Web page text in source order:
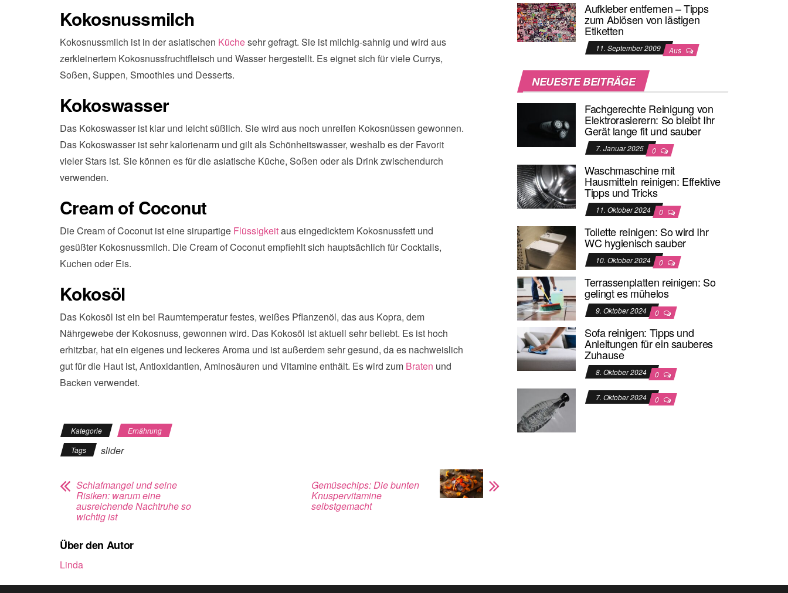
Kokosnussmilch
Kokosnussmilch ist in der asiatischen Küchesehr gefragt. Sie ist milchig-sahnig und wird aus
zerkleinertem Kokosnussfruchtfleisch und Wasser hergestellt. Es eignet sich für viele Currys,
Soßen, Suppen, Smoothies und Desserts.
Kokoswasser
Das Kokoswasser ist klar und leicht süßlich. Sie wird aus noch unreifen Kokosnüssen gewonnen.
Das Kokoswasser ist sehr kalorienarm und gilt als Schönheitswasser, weshalb es der Favorit
vieler Stars ist. Sie können es für die asiatische Küche, Soßen oder als Drink zwischendurch
verwenden.
Cream of Coconut
Die Cream of Coconut ist eine sirupartige Flüssigkeitaus eingedicktem Kokosnussfett und
gesüßter Kokosnussmilch. Die Cream of Coconut empfiehlt sich hauptsächlich für Cocktails,
Kuchen oder Eis.
Kokosöl
Das Kokosöl ist ein bei Raumtemperatur festes, weißes Pflanzenöl, das aus Kopra, dem
Nährgewebe der Kokosnuss, gewonnen wird. Das Kokosöl ist aktuell sehr beliebt. Es ist hoch
erhitzbar, hat ein eigenes und leckeres Aroma und ist außerdem sehr gesund, da es nachweislich
gut für die Haut ist, Antioxidantien, Aminosäuren und Vitamine enthält. Es wird zum Braten und
Backen verwendet.
Kategorie
Ernährung
Tags
slider
Schlafmangel und seine
Risiken: warum eine
ausreichende Nachtruhe so
wichtig ist
Gemüsechips: Die bunten
Knuspervitamine
selbstgemacht
Über den Autor
Linda
Aufkleber entfernen – Tipps
zum Ablösen von lästigen
Etiketten
11. September 2009 Aus
NEUESTE BEITRÄGE
Fachgerechte Reinigung von
Elektrorasierern: So bleibt Ihr
Gerät lange fit und sauber
7. Januar 2025 0
Waschmaschine mit
Hausmitteln reinigen: Effektive
Tipps und Tricks
11. Oktober 2024 0
Toilette reinigen: So wird Ihr
WC hygienisch sauber
10. Oktober 2024 0
Terrassenplatten reinigen: So
gelingt es mühelos
9. Oktober 2024 0
Sofa reinigen: Tipps und
Anleitungen für ein sauberes
Zuhause
8. Oktober 2024 0
7. Oktober 2024 0